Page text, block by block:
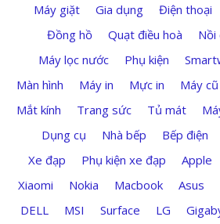
Máy giặt
Gia dụng Điện thoại
Đồng hồ
Quạt điều hoà
Nồi
Máy lọc nước
Phụ kiện
Màn hình
Máy in Mực in Máy
Mắt kính
Trang sức Tủ mát
Dụng cụ
Nhà bếp Bếp điện
Xe đạp
Phụ kiện xe đạp Apple
Xiaomi
Nokia Macbook Asus
DELL
MSI Surface LG